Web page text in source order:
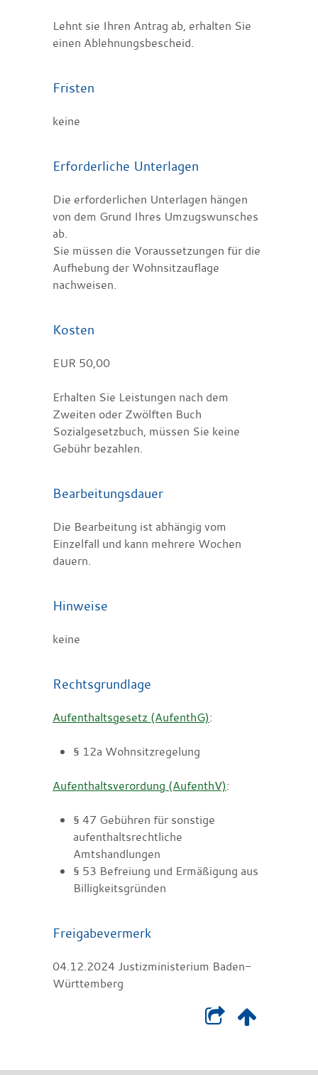
Lehnt sie Ihren Antrag ab, erhalten Sie
einen Ablehnungsbescheid.
Fristen
keine
Erforderliche Unterlagen
Die erforderlichen Unterlagen hängen
von dem Grund Ihres Umzugswunsches
ab.
Sie müssen die Voraussetzungen für die
Aufhebung der Wohnsitzauflage
nachweisen.
Kosten
EUR 50,00
Erhalten Sie Leistungen nach dem
Zweiten oder Zwölften Buch
Sozialgesetzbuch, müssen Sie keine
Gebühr bezahlen.
Bearbeitungsdauer
Die Bearbeitung ist abhängig vom
Einzelfall und kann mehrere Wochen
dauern.
Hinweise
keine
Rechtsgrundlage
Aufenthaltsgesetz (AufenthG):
§ 12a Wohnsitzregelung
Aufenthaltsverordung (AufenthV):
§ 47 Gebühren für sonstige
aufenthaltsrechtliche
Amtshandlungen
§ 53 Befreiung und Ermäßigung aus
Billigkeitsgründen
Freigabevermerk
04.12.2024 Justizministerium Baden-
Württemberg